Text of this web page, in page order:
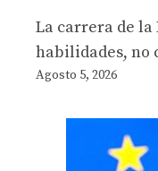
La carrera de la
habilidades, no
Agosto 5, 2026